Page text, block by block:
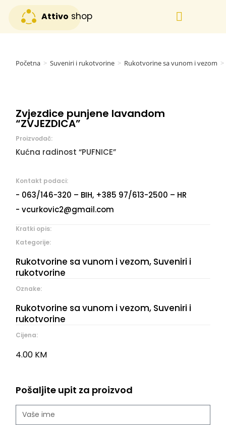
Attivo shop
Početna > Suveniri i rukotvorine > Rukotvorine sa vunom i vezom >
Zvjezdice punjene lavandom
“ZVJEZDICA”
Proizvođač:
Kućna radinost “PUFNICE”
Kontakt podaci:
- 063/146-320 – BIH, +385 97/613-2500 – HR
- vcurkovic2@gmail.com
Kratki opis:
Kategorije:
Rukotvorine sa vunom i vezom, Suveniri i
rukotvorine
Oznake:
Rukotvorine sa vunom i vezom, Suveniri i
rukotvorine
Cijena:
4.00 KM
Pošaljite upit za proizvod